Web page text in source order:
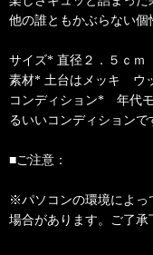
他の誰ともかぶらない個
サイズ* 直径２．５ｃｍ
素材* 土台はメッキ ウ
コンディション* 年代
るいいコンディションで
■ご注意：
※パソコンの環境によっ
場合があります。ご了承